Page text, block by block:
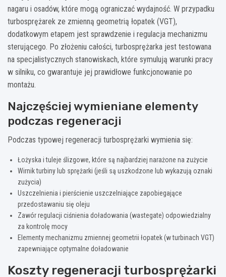
nagaru i osadów, które mogą ograniczać wydajność. W przypadku
turbosprężarek ze zmienną geometrią łopatek (VGT),
dodatkowym etapem jest sprawdzenie i regulacja mechanizmu
sterującego. Po złożeniu całości, turbosprężarka jest testowana
na specjalistycznych stanowiskach, które symulują warunki pracy
w silniku, co gwarantuje jej prawidłowe funkcjonowanie po
montażu.
Najczęściej wymieniane elementy
podczas regeneracji
Podczas typowej regeneracji turbosprężarki wymienia się:
Łożyska i tuleje ślizgowe, które są najbardziej narażone na zużycie
Wirnik turbiny lub sprężarki (jeśli są uszkodzone lub wykazują oznaki
zużycia)
Uszczelnienia i pierścienie uszczelniające zapobiegające
przedostawaniu się oleju
Zawór regulacji ciśnienia doładowania (wastegate) odpowiedzialny
za kontrolę mocy
Elementy mechanizmu zmiennej geometrii łopatek (w turbinach VGT)
zapewniające optymalne doładowanie
Koszty regeneracji turbosprężarki